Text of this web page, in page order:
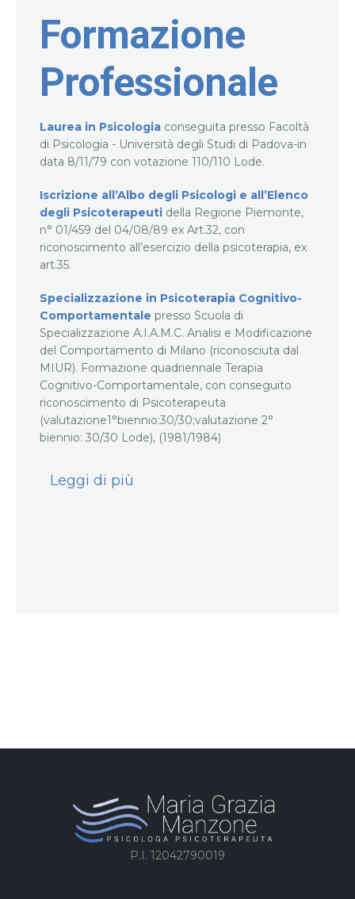
Formazione
Professionale
Laurea in Psicologia conseguita presso Facoltà
di Psicologia - Università degli Studi di Padova-in
data 8/11/79 con votazione 110/110 Lode.
Iscrizione all’Albo degli Psicologi e all’Elenco
degli Psicoterapeuti della Regione Piemonte,
n° 01/459 del 04/08/89 ex Art.32, con
riconoscimento all’esercizio della psicoterapia, ex
art.35.
Specializzazione in Psicoterapia Cognitivo-
Comportamentale presso Scuola di
Specializzazione A.I.A.M.C. Analisi e Modificazione
del Comportamento di Milano (riconosciuta dal
MIUR). Formazione quadriennale Terapia
Cognitivo-Comportamentale, con conseguito
riconoscimento di Psicoterapeuta
(valutazione1°biennio:30/30;valutazione 2°
biennio: 30/30 Lode), (1981/1984)
Leggi di più
P.I. 12042790019